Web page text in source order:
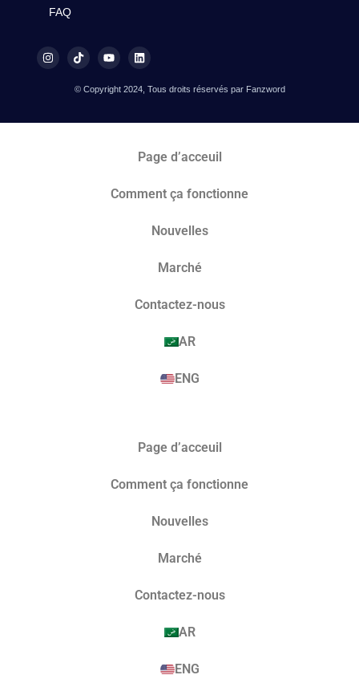
FAQ
© Copyright 2024, Tous droits réservés par Fanzword
Page d’acceuil
Comment ça fonctionne
Nouvelles
Marché​
Contactez-nous
AR
ENG
Page d’acceuil
Comment ça fonctionne
Nouvelles
Marché​
Contactez-nous
AR
ENG